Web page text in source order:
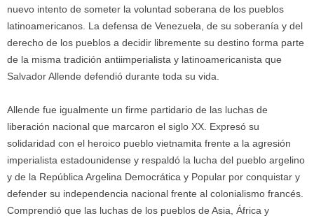
nuevo intento de someter la voluntad soberana de los pueblos
latinoamericanos. La defensa de Venezuela, de su soberanía y del
derecho de los pueblos a decidir libremente su destino forma parte
de la misma tradición antiimperialista y latinoamericanista que
Salvador Allende defendió durante toda su vida.
Allende fue igualmente un firme partidario de las luchas de
liberación nacional que marcaron el siglo XX. Expresó su
solidaridad con el heroico pueblo vietnamita frente a la agresión
imperialista estadounidense y respaldó la lucha del pueblo argelino
y de la República Argelina Democrática y Popular por conquistar y
defender su independencia nacional frente al colonialismo francés.
Comprendió que las luchas de los pueblos de Asia, África y